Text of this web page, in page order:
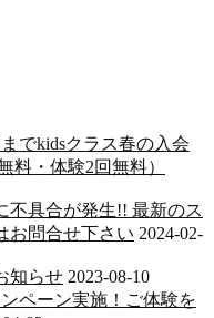
でkidsクラス春の入会
料・体験2回無料）
不具合が発生!! 最新のス
お問合せ下さい 2024-02-
知らせ 2023-08-10
ペーン実施！ご体験を